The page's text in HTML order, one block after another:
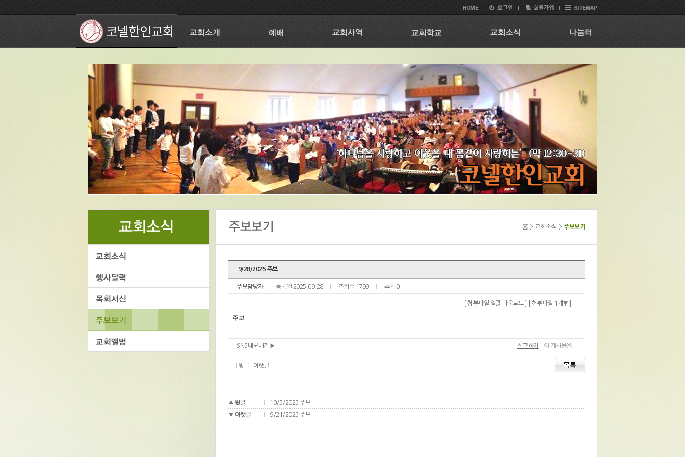
홈 > 교회소식 > 주보보기
9/28/2025 주보
주보담당자 등록일 2025.09.28 조회수 1799 추천 0
[ 첨부파일 일괄 다운로드 ] [ 첨부파일 1개
SNS내보내기 신고하기 이 게시물을...
윗글 아랫글
윗글
10/5/2025 주보
아랫글
9/21/2025 주보